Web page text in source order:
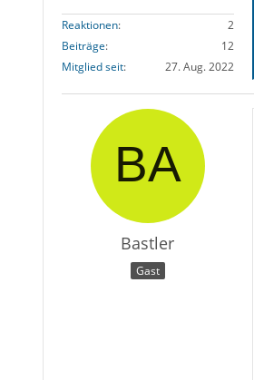
Reaktionen
2
Beiträge
12
Mitglied seit
27. Aug. 2022
Bastler
Gast